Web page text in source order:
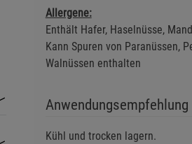
Allergene:
Enthält Hafer, Haselnüsse,
Kann Spuren von Paranüssen,
Walnüssen enthalten
Anwendungsempfehlung
Kühl und trocken lagern.